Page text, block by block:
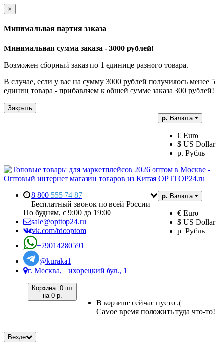
×
Минимальная партия заказа
Минимальная сумма заказа - 3000 рублей!
Возможен сборный заказ по 1 единице разного товара.
В случае, если у вас на сумму 3000 рублей получилось менее 5
единиц товара - прибавляем к общей сумме заказа 300 рублей!
Закрыть
р. Валюта
€ Euro
$ US Dollar
р. Рубль
р. Валюта
€ Euro
$ US Dollar
р. Рубль
8 800 555 74 87
Бесплатный звонок по всей России
По будням, с 9:00 до 19:00
sale@opttop24.ru
vk.com/tdooptom
+79014280591
@kuraka1
г. Москва, Тихорецкий бул., 1
Корзина: 0 шт
на 0 р.
В корзине сейчас пусто :(
Самое время положить туда что-то!
Везде